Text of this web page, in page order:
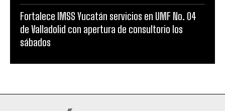
Fortalece IMSS Yucatán servicios en UMF No. 04
de Valladolid con apertura de consultorio los
sábados